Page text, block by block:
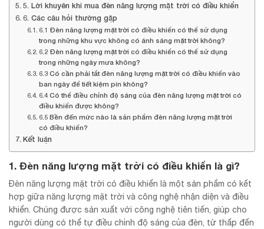
5. Lời khuyên khi mua đèn năng lượng mặt trời có điều khiển
6. Các câu hỏi thường gặp
6.1 Đèn năng lượng mặt trời có điều khiển có thể sử dụng
trong những khu vực không có ánh sáng mặt trời không?
6.2 Đèn năng lượng mặt trời có điều khiển có thể sử dụng
trong những ngày mưa không?
6.3 Có cần phải tắt đèn năng lượng mặt trời có điều khiển vào
ban ngày để tiết kiệm pin không?
6.4 Có thể điều chỉnh độ sáng của đèn năng lượng mặt trời có
điều khiển được không?
6.5 Bền đến mức nào là sản phẩm đèn năng lượng mặt trời
có điều khiển?
Kết luận
1. Đèn năng lượng mặt trời có điều khiển là gì?
Đèn năng lượng mặt trời có điều khiển là một sản phẩm có kết
hợp giữa năng lượng mặt trời và công nghệ nhận diện và điều
khiển. Chúng được sản xuất với công nghệ tiên tiến, giúp cho
người dùng có thể tự điều chỉnh độ sáng của đèn, từ thấp đến